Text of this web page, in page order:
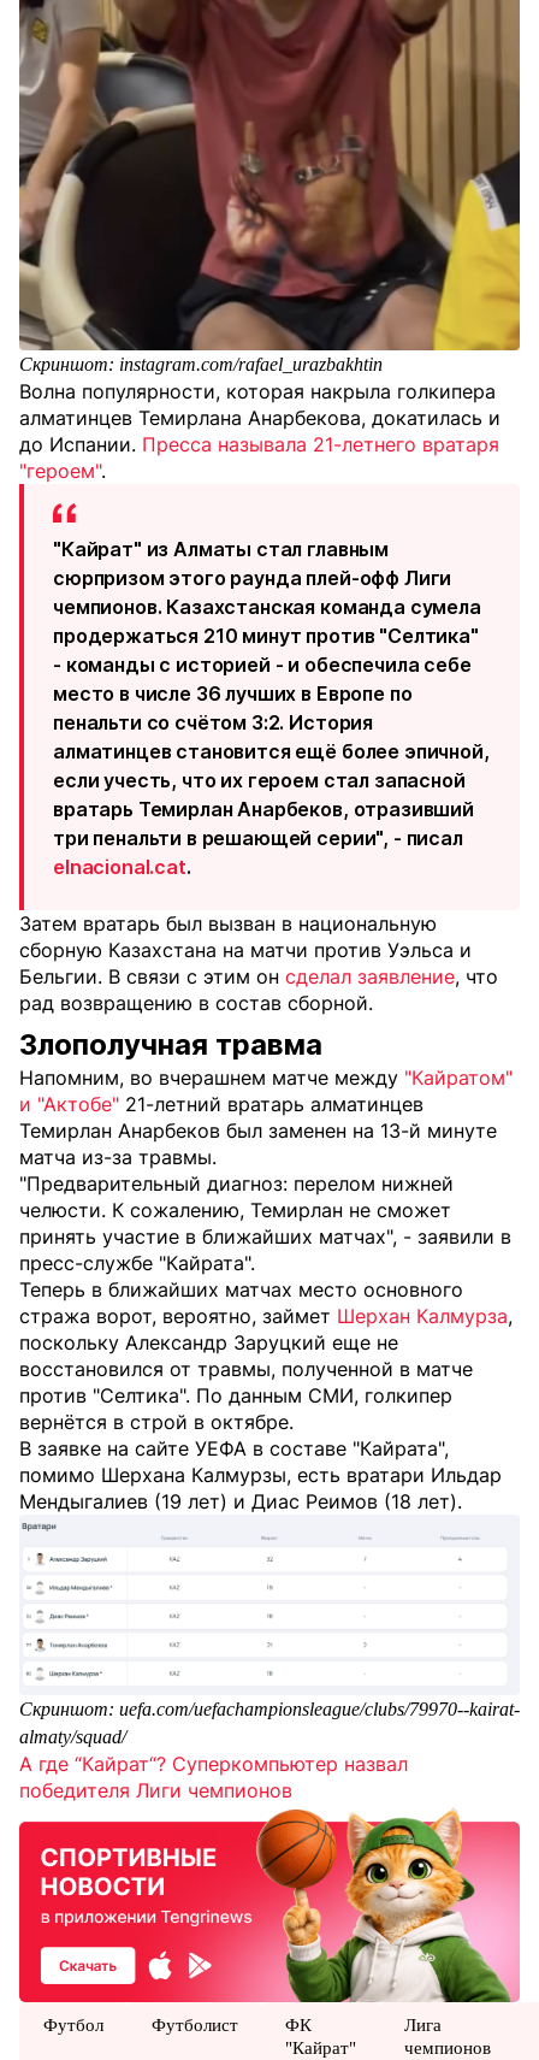
Скриншот: instagram.com/rafael_urazbakhtin
Волна популярности, которая накрыла голкипера
алматинцев Темирлана Анарбекова, докатилась и
до Испании. Пресса называла 21-летнего вратаря
"героем".
"Кайрат" из Алматы стал главным
сюрпризом этого раунда плей-офф Лиги
чемпионов. Казахстанская команда сумела
продержаться 210 минут против "Селтика"
- команды с историей - и обеспечила себе
место в числе 36 лучших в Европе по
пенальти со счётом 3:2. История
алматинцев становится ещё более эпичной,
если учесть, что их героем стал запасной
вратарь Темирлан Анарбеков, отразивший
три пенальти в решающей серии", - писал
elnacional.cat.
Затем вратарь был вызван в национальную
сборную Казахстана на матчи против Уэльса и
Бельгии. В связи с этим он сделал заявление, что
рад возвращению в состав сборной.
Злополучная травма
Напомним, во вчерашнем матче между "Кайратом"
и "Актобе" 21-летний вратарь алматинцев
Темирлан Анарбеков был заменен на 13-й минуте
матча из-за травмы.
"Предварительный диагноз: перелом нижней
челюсти. К сожалению, Темирлан не сможет
принять участие в ближайших матчах", - заявили в
пресс-службе "Кайрата".
Теперь в ближайших матчах место основного
стража ворот, вероятно, займет Шерхан Калмурза,
поскольку Александр Заруцкий еще не
восстановился от травмы, полученной в матче
против "Селтика". По данным СМИ, голкипер
вернётся в строй в октябре.
В заявке на сайте УЕФА в составе "Кайрата",
помимо Шерхана Калмурзы, есть вратари Ильдар
Мендыгалиев (19 лет) и Диас Реимов (18 лет).
Скриншот: uefa.com/uefachampionsleague/clubs/79970--kairat-
almaty/squad/
А где “Кайрат“? Суперкомпьютер назвал
победителя Лиги чемпионов
Футбол Футболист
ФК
"Кайрат"
Лига
чемпионов